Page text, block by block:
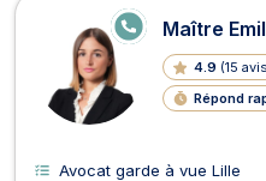
Maître
4.9 (15 avis
Répond
E
N
E
Avocat garde à vue Lille